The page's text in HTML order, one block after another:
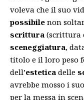
voleva che il suo
possibile non
scrittura (scrittura
sceneggiatura,
titolo e il loro peso
dell’estetica delle
avrebbe mosso i
per la messa in